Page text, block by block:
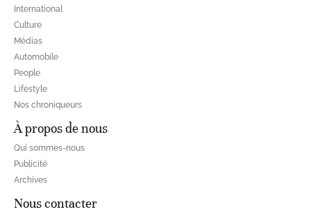
International
Culture
Médias
Automobile
People
Lifestyle
Nos chroniqueurs
À propos de nous
Qui sommes-nous
Publicité
Archives
Nous contacter